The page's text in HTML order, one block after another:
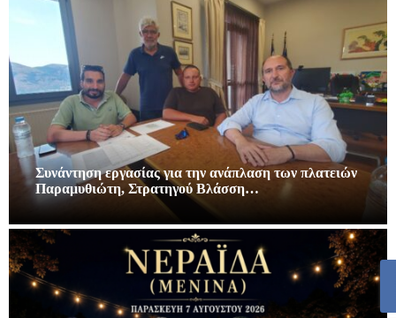
Συνάντηση εργασίας για την ανάπλαση των πλατειών
Παραμυθιώτη, Στρατηγού Βλάσση…